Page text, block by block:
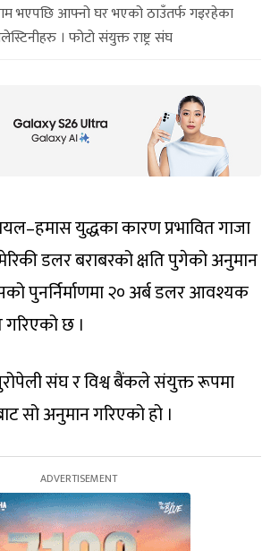
भएपछि आफ्नो घर भएको ठाउँतर्फ गइरहेका
। फोटो संयुक्त राष्ट्र संघ
युद्धका कारण प्रभावित गाजा
डलर बराबरको क्षति पुगेको अनुमान
पुनर्निर्माणमा २० अर्ब डलर आवश्यक
छ ।
संघ र विश्व बैंकले संयुक्त रूपमा
सो अनुमान गरिएको हो ।